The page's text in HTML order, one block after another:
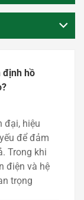
định hồ
đại, hiệu
để đảm
Trong khi
điện và hệ
trọng